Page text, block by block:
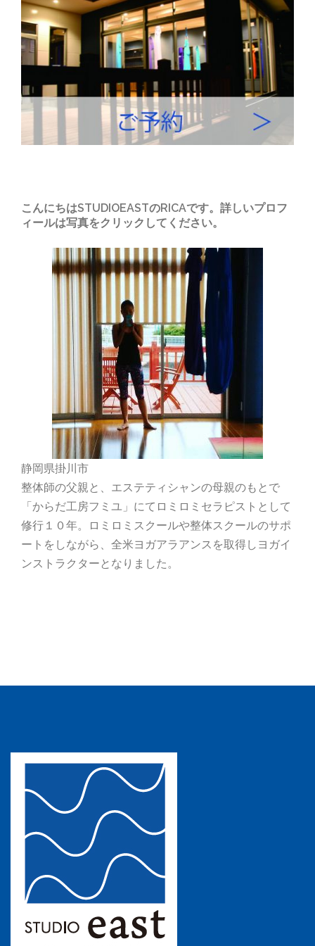
こんにちはSTUDIOEASTのRICAです。詳しいプロフ
ィールは写真をクリックしてください。
静岡県掛川市
整体師の父親と、エステティシャンの母親のもとで
「からだ工房フミユ」にてロミロミセラピストとして
修行１０年。ロミロミスクールや整体スクールのサポ
ートをしながら、全米ヨガアラアンスを取得しヨガイ
ンストラクターとなりました。